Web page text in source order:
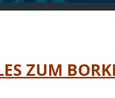
ZUM